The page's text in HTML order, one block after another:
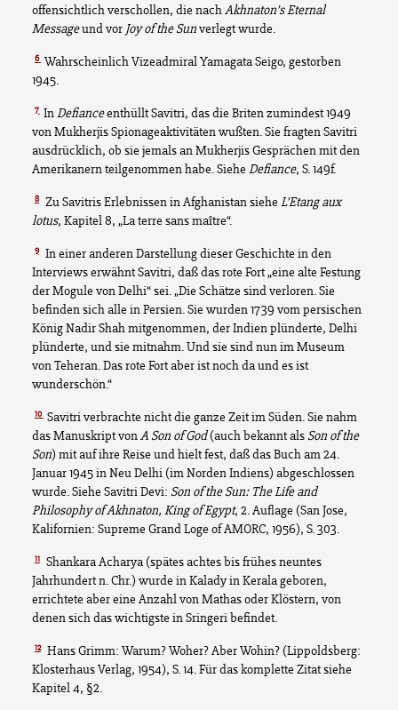
offensichtlich verschollen, die nachAkhnaton’s Eternal
Messageund vor Joy of the Sunverlegt wurde.
6 Wahrscheinlich Vizeadmiral Yamagata Seigo, gestorben
1945.
7 InDefianceenthüllt Savitri, das die Briten zumindest 1949
von Mukherjis Spionageaktivitäten wußten. Sie fragten Savitri
ausdrücklich, ob sie jemals an Mukherjis Gesprächen mit den
Amerikanern teilgenommen habe. SieheDefiance, S. 149f.
8 Zu Savitris Erlebnissen in Afghanistan sieheL’Etang aux
lotus, Kapitel 8, „La terre sans maître“.
9 In einer anderen Darstellung dieser Geschichte in den
Interviews erwähnt Savitri, daß das rote Fort „eine alte Festung
der Mogule von Delhi“ sei. „Die Schätze sind verloren. Sie
befinden sich alle in Persien. Sie wurden 1739 vom persischen
König Nadir Shah mitgenommen, der Indien plünderte, Delhi
plünderte, und sie mitnahm. Und sie sind nun im Museum
von Teheran. Das rote Fort aber ist noch da und es ist
wunderschön.“
10 Savitri verbrachte nicht die ganze Zeit im Süden. Sie nahm
das Manuskript vonA Son of God(auch bekannt alsSon of the
Son) mit auf ihre Reise und hielt fest, daß das Buch am 24.
Januar 1945 in Neu Delhi (im Norden Indiens) abgeschlossen
wurde. Siehe Savitri Devi: Son of the Sun: The Life and
Philosophy of Akhnaton, King of Egypt, 2. Auflage (San Jose,
Kalifornien: Supreme Grand Loge of AMORC, 1956), S. 303.
11 Shankara Acharya (spätes achtes bis frühes neuntes
Jahrhundert n. Chr.) wurde in Kalady in Kerala geboren,
errichtete aber eine Anzahl von Mathas oder Klöstern, von
denen sich das wichtigste in Sringeri befindet.
12 Hans Grimm: Warum? Woher? Aber Wohin? (Lippoldsberg:
Klosterhaus Verlag, 1954), S. 14. Für das komplette Zitat siehe
Kapitel 4, §2.